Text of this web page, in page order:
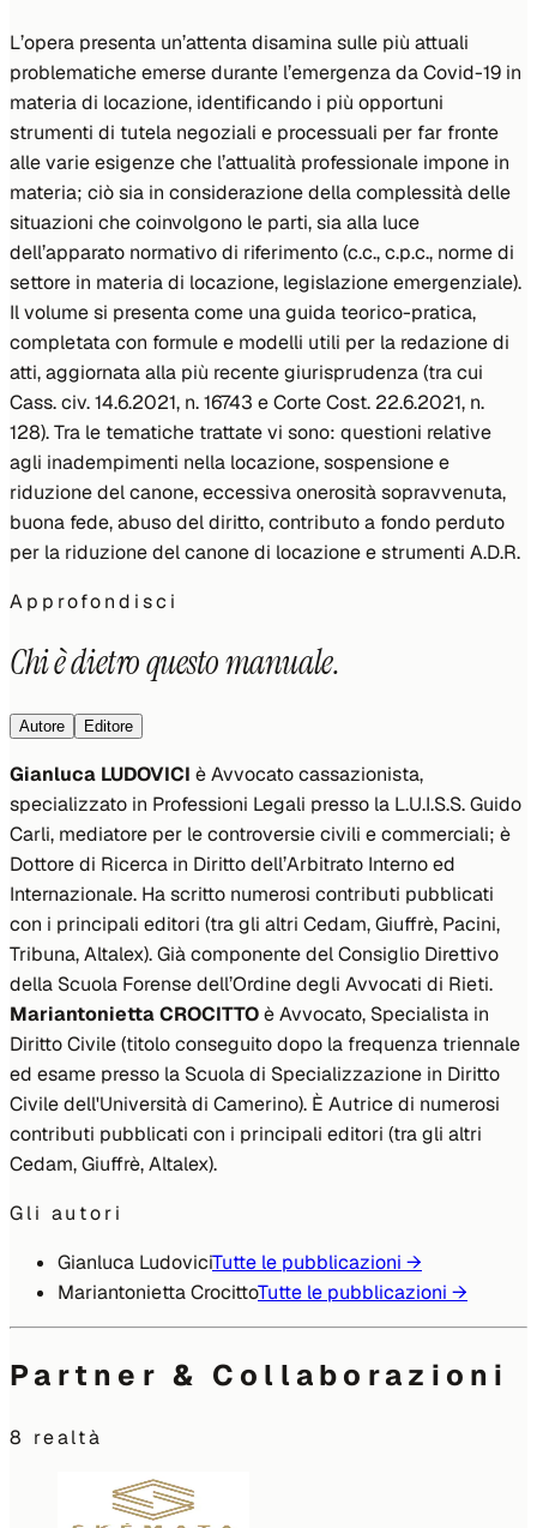
L’opera presenta un’attenta disamina sulle più attuali
problematiche emerse durante l’emergenza da Covid-19 in
materia di locazione, identificando i più opportuni
strumenti di tutela negoziali e processuali per far fronte
alle varie esigenze che l’attualità professionale impone in
materia; ciò sia in considerazione della complessità delle
situazioni che coinvolgono le parti, sia alla luce
dell’apparato normativo di riferimento (c.c., c.p.c., norme di
settore in materia di locazione, legislazione emergenziale).
Il volume si presenta come una guida teorico-pratica,
completata con formule e modelli utili per la redazione di
atti, aggiornata alla più recente giurisprudenza (tra cui
Cass. civ. 14.6.2021, n. 16743 e Corte Cost. 22.6.2021, n.
128). Tra le tematiche trattate vi sono: questioni relative
agli inadempimenti nella locazione, sospensione e
riduzione del canone, eccessiva onerosità sopravvenuta,
buona fede, abuso del diritto, contributo a fondo perduto
per la riduzione del canone di locazione e strumenti A.D.R.
Approfondisci
Chi è dietro questo manuale.
Autore Editore
Gianluca LUDOVICI è Avvocato cassazionista,
specializzato in Professioni Legali presso la L.U.I.S.S. Guido
Carli, mediatore per le controversie civili e commerciali; è
Dottore di Ricerca in Diritto dell’Arbitrato Interno ed
Internazionale. Ha scritto numerosi contributi pubblicati
con i principali editori (tra gli altri Cedam, Giuffrè, Pacini,
Tribuna, Altalex). Già componente del Consiglio Direttivo
della Scuola Forense dell’Ordine degli Avvocati di Rieti.
Mariantonietta CROCITTOè Avvocato, Specialista in
Diritto Civile (titolo conseguito dopo la frequenza triennale
ed esame presso la Scuola di Specializzazione in Diritto
Civile dell'Università di Camerino). È Autrice di numerosi
contributi pubblicati con i principali editori (tra gli altri
Cedam, Giuffrè, Altalex).
Gli autori
Gianluca LudoviciTutte le pubblicazioni →
Mariantonietta CrocittoTutte le pubblicazioni →
Partner & Collaborazioni
8 realtà